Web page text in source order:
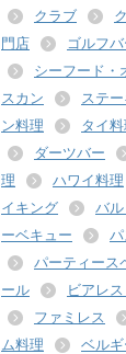
クラブ
門店
ゴルフ
シーフード・
スカン
ステ
ン料理
タイ
ダーツバー
理
ハワイ料理
イキング
バ
ーベキュー
パーティース
ール
ビアレ
ファミレス
ム料理
ベル